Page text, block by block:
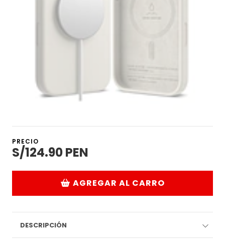
PRECIO
S/124.90 PEN
AGREGAR AL CARRO
DESCRIPCIÓN